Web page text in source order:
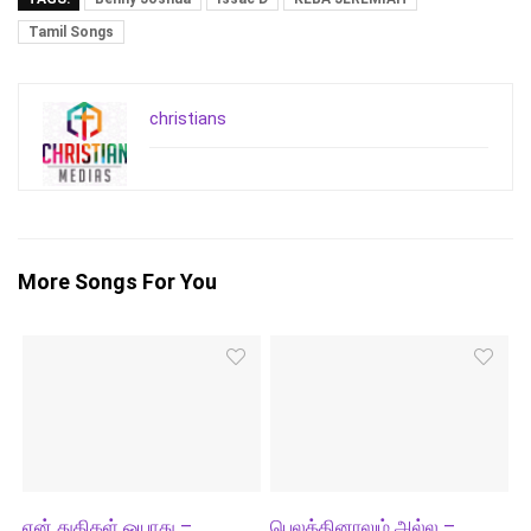
Tamil Songs
christians
More Songs For You
என் துதிகள் ஓயாது – பெலத்தினாலும் அல்ல –